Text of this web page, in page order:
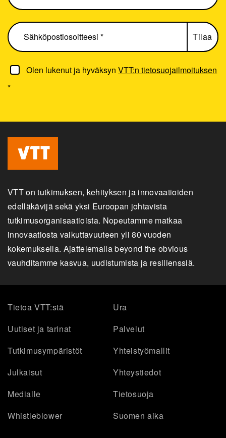
Olen lukenut ja hyväksynVTT:n tietosuojailmoituksen
*
VTT on tutkimuksen, kehityksen ja innovaatioiden
edelläkävijä sekä yksi Euroopan johtavista
tutkimusorganisaatioista. Nopeutamme matkaa
innovaatiosta vaikuttavuuteen yli 80 vuoden
kokemuksella. Ajattelemalla beyond the obvious
vauhditamme kasvua, uudistumista ja resilienssiä.
Tietoa VTT:stä
Ura
Uutiset ja tarinat
Palvelut
Tutkimusympäristöt
Yhteistyömallit
Julkaisut
Yhteystiedot
Medialle
Tietosuoja
Whistleblower
Suomen aika